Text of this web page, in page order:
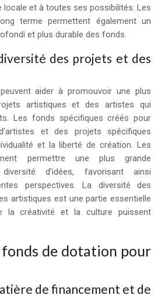
et à toutes ses possibilités. Les
terme permettent également un
et plus durable des fonds.
des projets et des
aider à promouvoir une plus
artistiques et des artistes qui
Les fonds spécifiques créés pour
et des projets spécifiques
et la liberté de création. Les
permettre une plus grande
d’idées, favorisant ainsi
perspectives. La diversité des
artistiques est une partie essentielle
la créativité et la culture puissent
fonds de dotation pour
de financement et de